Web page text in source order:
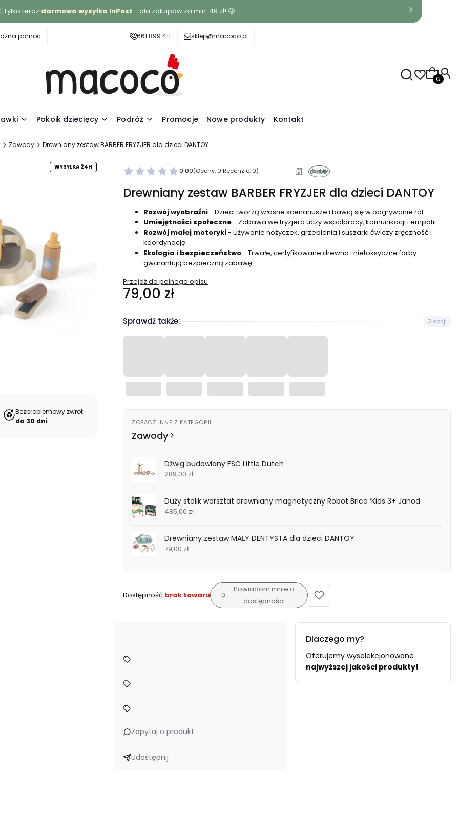
Tylko teraz darmowa wysyłka InPost - dla zakupów za min. 49 zł! 🤩
pomoc 661 899 411 sklep@macoco.pl
Pokoik dziecięcy Podróż Promocje Nowe produkty Kontakt
Zawody Drewniany zestaw BARBER FRYZJER dla dzieci DANTOY
Bezproblemowy zwrot
do 30 dni
WYSYŁKA 24H 0.00(Oceny: 0 Recenzje: 0)
Drewniany zestaw BARBER FRYZJER dla dzieci DANTOY
Rozwój wyobraźni- Dzieci tworzą własne scenariusze i bawią się w odgrywanie ról
Umiejętności społeczne- Zabawa we fryzjera uczy współpracy, komunikacji i empatii
Rozwój małej motoryki- Używanie nożyczek, grzebienia i suszarki ćwiczy zręczność i
koordynację
Ekologia i bezpieczeństwo- Trwałe, certyfikowane drewno i nietoksyczne farby
gwarantują bezpieczną zabawę
Przejdź do pełnego opisu
Cena
79,00 zł
Sprawdź także: 3 opcji
ZOBACZ INNE Z KATEGORII
Zawody
Dźwig budowlany FSC Little Dutch
289,00 zł
Duży stolik warsztat drewniany magnetyczny Robot Brico ‘Kids 3+ Janod
485,00 zł
Drewniany zestaw MAŁY DENTYSTA dla dzieci DANTOY
79,00 zł
Dostępność:brak towaru
Powiadom mnie o
dostępności
Zapytaj o produkt
Udostępnij
Dlaczego my?
Oferujemy wyselekcjonowane
najwyższej jakości produkty!